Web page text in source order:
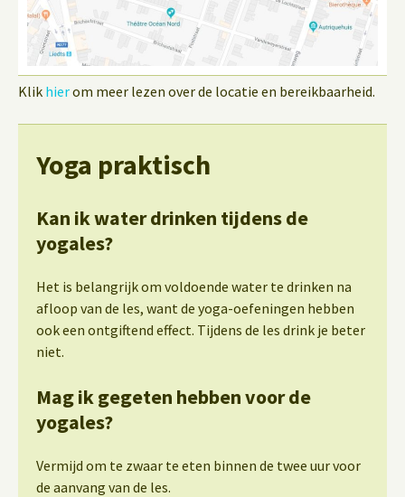
Klik hierom meer lezen over de locatie en bereikbaarheid.
Yoga praktisch
Kan ik water drinken tijdens de
yogales?
Het is belangrijk om voldoende water te drinken na
afloop van de les, want de yoga-oefeningen hebben
ook een ontgiftend effect. Tijdens de les drink je beter
niet.
Mag ik gegeten hebben voor de
yogales?
Vermijd om te zwaar te eten binnen de twee uur voor
de aanvang van de les.